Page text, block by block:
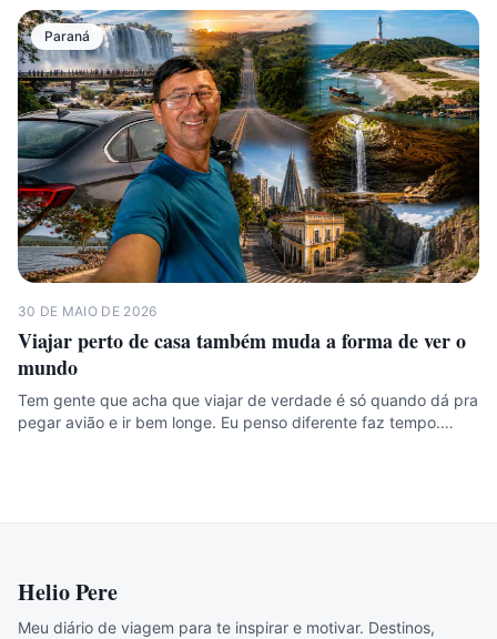
Paraná
30 DE MAIO DE 2026
Viajar perto de casa também muda a forma de ver o
mundo
Tem gente que acha que viajar de verdade é só quando dá pra
pegar avião e ir bem longe. Eu penso diferente faz tempo.…
Helio Pere
Meu diário de viagem para te inspirar e motivar. Destinos,